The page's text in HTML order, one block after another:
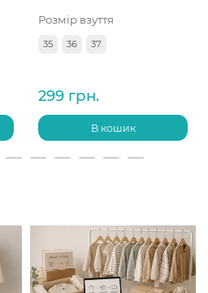
Розмір взуття
35 36 37
299 грн.
В кошик